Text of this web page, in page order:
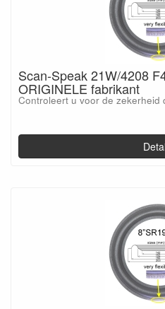
Scan-Speak 21W/4208
ORIGINELE fabrikant
Controleert u voor de zekerheid